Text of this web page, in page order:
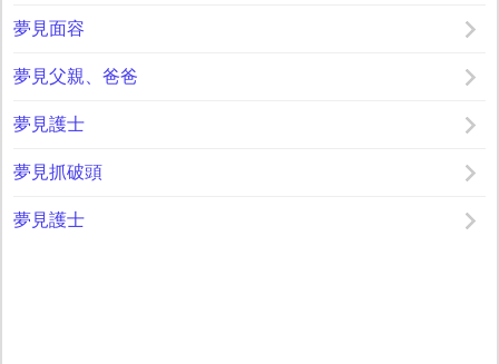
夢見面容
夢見父親、爸爸
夢見護士
夢見抓破頭
夢見護士